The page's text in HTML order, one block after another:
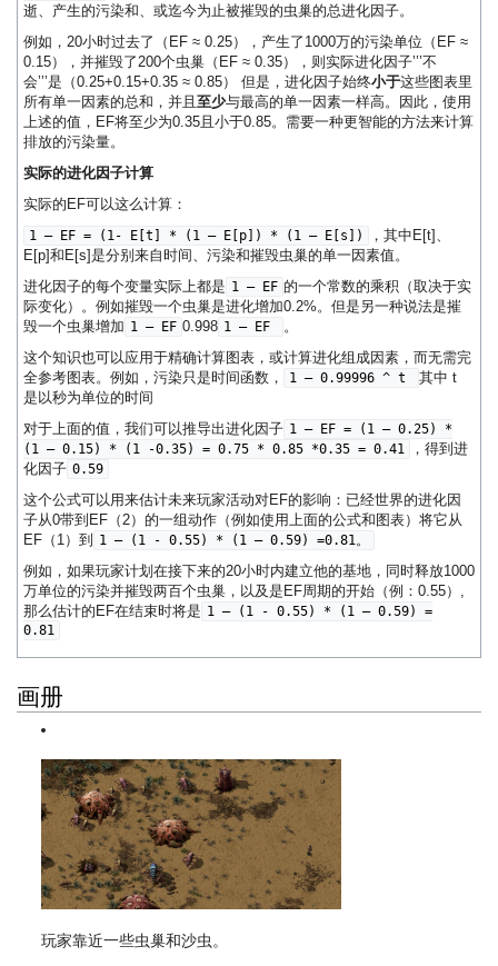
逝、产生的污染和、或迄今为止被摧毁的虫巢的总进化因子。
例如，20小时过去了（EF ≈ 0.25），产生了1000万的污染单位（EF ≈
0.15），并摧毁了200个虫巢（EF ≈ 0.35），则实际进化因子’’’不
会’’’是（0.25+0.15+0.35 ≈ 0.85） 但是，进化因子始终小于这些图表里
所有单一因素的总和，并且 至少与最高的单一因素一样高。因此，使用
上述的值，EF将至少为0.35且小于0.85。需要一种更智能的方法来计算
排放的污染量。
实际的进化因子计算
实际的EF可以这么计算：
1 – EF = (1- E[t] * (1 – E[p]) * (1 – E[s])
，其中E[t]、
E[p]和E[s]是分别来自时间、污染和摧毁虫巢的单一因素值。
进化因子的每个变量实际上都是 1 – EF 的一个常数的乘积（取决于实
际变化）。例如摧毁一个虫巢是进化增加0.2%。但是另一种说法是摧
毁一个虫巢增加 1 – EF 0.998 1 – EF
。
这个知识也可以应用于精确计算图表，或计算进化组成因素，而无需完
全参考图表。例如，污染只是时间函数，
1 – 0.99996 ^ t
其中 t
是以秒为单位的时间
对于上面的值，我们可以推导出进化因子 1 – EF = (1 – 0.25) *
(1 – 0.15) * (1 -0.35) = 0.75 * 0.85 *0.35 = 0.41
，得到进
化因子 0.59
这个公式可以用来估计未来玩家活动对EF的影响：已经世界的进化因
子从0带到EF（2）的一组动作（例如使用上面的公式和图表）将它从
EF（1）到 1 – (1 - 0.55) * (1 – 0.59) =0.81。
例如，如果玩家计划在接下来的20小时内建立他的基地，同时释放1000
万单位的污染并摧毁两百个虫巢，以及是EF周期的开始（例：0.55）,
那么估计的EF在结束时将是 1 – (1 - 0.55) * (1 – 0.59) =
0.81
画册
玩家靠近一些虫巢和沙虫。